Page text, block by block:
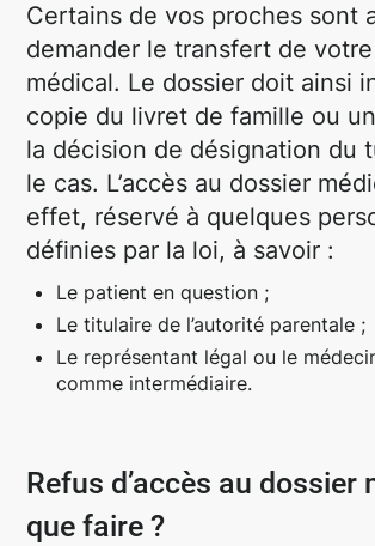
Certains de vos proches sont
demander le transfert de
médical. Le dossier doit ainsi
copie du livret de famille ou
la décision de désignation du
le cas. L’accès au dossier
effet, réservé à quelques
définies par la loi, à savoir :
Le patient en question ;
Le titulaire de l’autorité parentale ;
Le représentant légal ou le
comme intermédiaire.
Refus d’accès au dossier
que faire ?